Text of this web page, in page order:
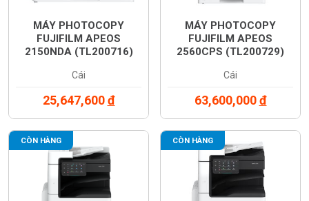
MÁY PHOTOCOPY
FUJIFILM APEOS
2150NDA (TL200716)
Cái
25,647,600đ
MÁY PHOTOCOPY
FUJIFILM APEOS
2560CPS (TL200729)
Cái
63,600,000đ
CÒN HÀNG CÒN HÀNG